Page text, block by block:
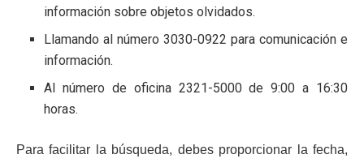
información sobre objetos olvidados.
Llamando al número 3030-0922 para comunicación e
información.
Al número de oficina 2321-5000 de 9:00 a 16:30
horas.
Para facilitar la búsqueda, debes proporcionar la fecha,